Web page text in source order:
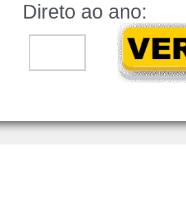
Direto ao ano: